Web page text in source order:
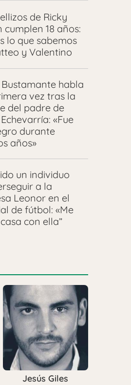
de Ricky
cumplen 18 años:
lo que sabemos
y Valentino
habla
vez tras la
del padre de
«Fue
durante
años»
un individuo
a la
Leonor en el
de fútbol: «Me
con ella”
Jesús Giles